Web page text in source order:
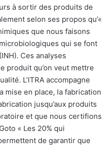
à sortir des produits de
selon ses propos qu’«
que nous faisons
qui se font
Ces analyses
produit qu’on veut mettre
L’ITRA accompagne
mise en place, la fabrication
jusqu’aux produits
et que nous certifions
« Les 20% qui
de garantir que